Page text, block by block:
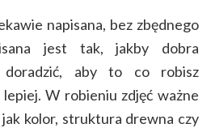
napisana, bez zbędnego
jest tak, jakby dobra
doradzić, aby to co robisz
W robieniu zdjęć ważne
jak kolor, struktura drewna czy